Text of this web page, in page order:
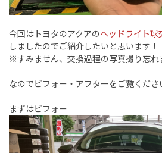
今回はトヨタのアクアのヘッドライト球
しましたのでご紹介したいと思います！
※すみません、交換過程の写真撮り忘れ
なのでビフォー・アフターをご覧くださ
まずはビフォー